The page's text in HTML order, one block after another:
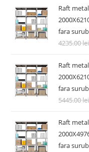
Raft
fara
4235.00lei
Raft
fara
5445.00lei
Raft
fara